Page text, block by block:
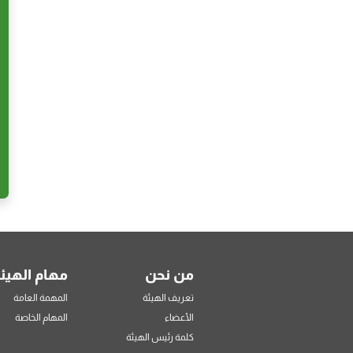
من نحن
تعريف الهيئة
الأعضاء
كلمة رئيس الهيئة
مهام
المهمة العامة
المهام الخاصة